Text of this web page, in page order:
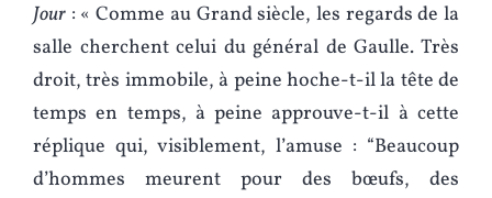
Jour : « Comme au Grand siècle, les regards de la
salle cherchent celui du général de Gaulle. Très
droit, très immobile, à peine hoche-t-il la tête de
temps en temps, à peine approuve-t-il à cette
réplique qui, visiblement, l’amuse : “Beaucoup
d’hommes meurent pour des bœufs, des